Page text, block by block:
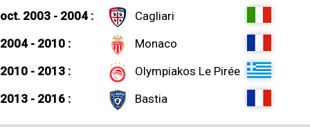
oct. 2003 - 2004 :
Cagliari
2004 - 2010 :
Monaco
2010 - 2013 :
Olympiakos Le Pirée
2013 - 2016 :
Bastia